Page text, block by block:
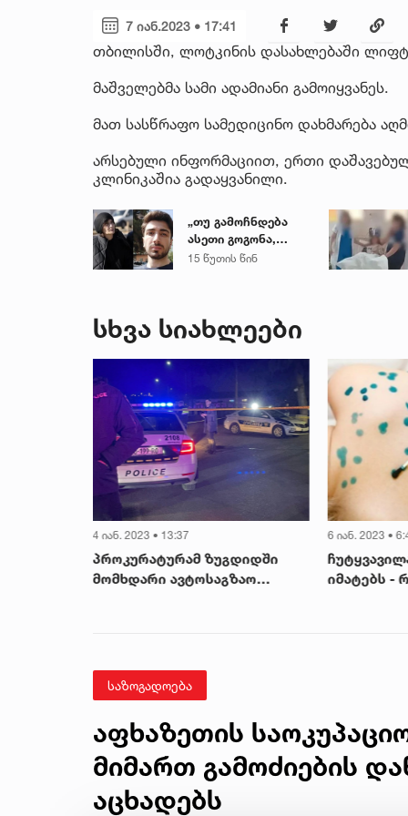
7 იან.2023 • 17:41
თბილისში, ლოტკინის დასახლებაში
მაშველებმა სამი ადამიანი გამოიყვანეს.
მათ სასწრაფო სამედიცინო დახმარება
არსებული ინფორმაციით, ერთი
კლინიკაშია გადაყვანილი.
„თუ გამოჩნდება
ასეთი გოგონა,
ოფიციალურად,
მიმართვას
ავრცელებს
15 წუთის წინ
სხვა სიახლეები
4 იან. 2023 • 13:37
პროკურატურამ ზუგდიდში
მომხდარი ავტოსაგზაო
6 იან. 2023 •
იმატებს -
საზოგადოება
აფხაზეთის
მიმართ გამოძიების
აცხადებს